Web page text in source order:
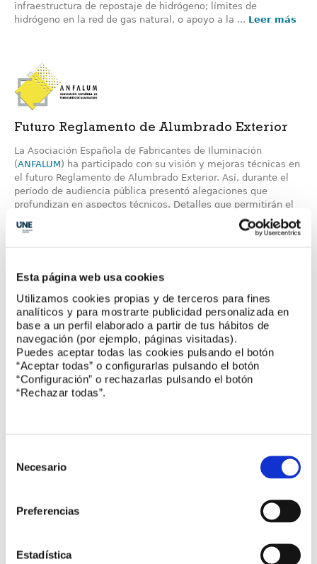
Esta página web usa cookies
Utilizamos cookies propias y de terceros para fines
analíticos y para mostrarte publicidad personalizada en
base a un perfil elaborado a partir de tus hábitos de
navegación (por ejemplo, páginas visitadas).
Puedes aceptar todas las cookies pulsando el botón
“Aceptar todas” o configurarlas pulsando el botón
“Configuración” o rechazarlas pulsando el botón
“Rechazar todas”.
Necesario
Preferencias
Estadística
infraestructura de repostaje de hidrógeno; límites de
hidrógeno en la red de gas natural, o apoyo a la ... Leer más
Futuro Reglamento de Alumbrado Exterior
La Asociación Española de Fabricantes de Iluminación
(ANFALUM) ha participado con su visión y mejoras técnicas en
el futuro Reglamento de Alumbrado Exterior. Así, durante el
período de audiencia pública presentó alegaciones que
profundizan en aspectos técnicos. Detalles que permitirán el
buen uso de la tecnología adecuando la iluminación a todas
las situaciones que se dan en alumbrado exterior y que
lumínica.
Presenta el Estudio Económico del sector
La Asociación Profesional de Compañías Privadas de Servicios
de Seguridad (APROSER
anterior. Igualmente, el área de Sistemas y Alarmas
experimentó un moderado incremento de la facturación del